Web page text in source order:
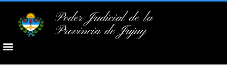
Poder Judicial de la
Provincia de Jujuy